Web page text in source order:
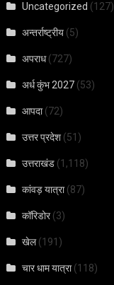
Uncategorized (127)
अन्तर्राष्ट्रीय (5)
अपराध(727)
अर्ध कुंभ 2027 (53)
आपदा(72)
उत्तर प्रदेश (51)
उत्तराखंड (1,118)
कांवड़ यात्रा(87)
कॉरिडोर(3)
खेल(191)
चार धाम यात्रा(118)